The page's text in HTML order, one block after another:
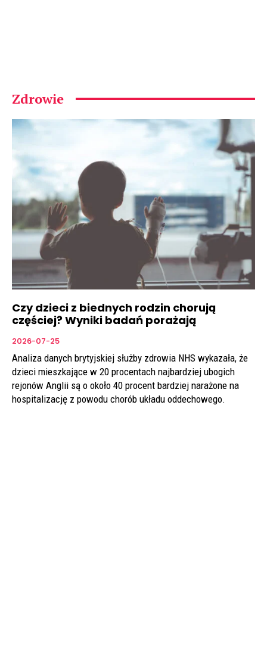
Zdrowie
Czy dzieci z biednych rodzin chorują
częściej? Wyniki badań porażają
2026-07-25
Analiza danych brytyjskiej służby zdrowia NHS wykazała, że
dzieci mieszkające w 20 procentach najbardziej ubogich
rejonów Anglii są o około 40 procent bardziej narażone na
hospitalizację z powodu chorób układu oddechowego.